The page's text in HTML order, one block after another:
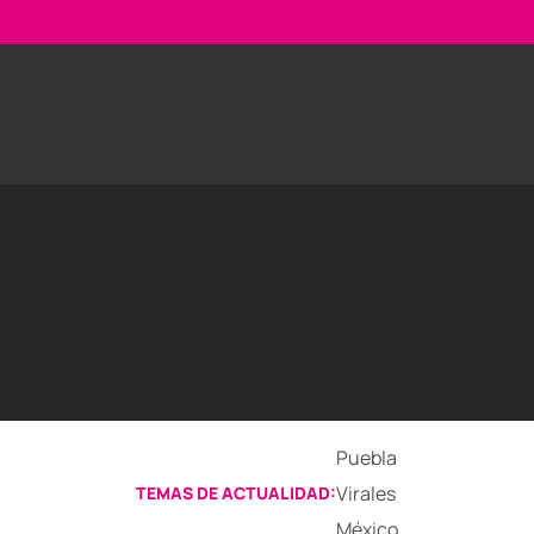
TEMAS DE ACTUALIDAD:
Puebla
Virales
México